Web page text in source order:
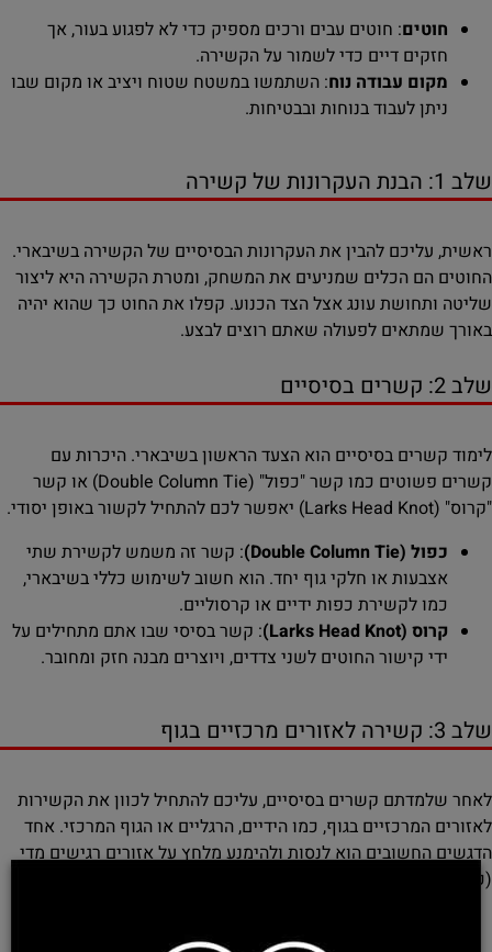
חוטים: חוטים עבים ורכים מספיק כדי לא לפגוע בעור, אך
חזקים דיים כדי לשמור על הקשירה.
מקום עבודה נוח: השתמשו במשטח שטוח ויציב או מקום שבו
ניתן לעבוד בנוחות ובבטיחות.
שלב 1: הבנת העקרונות של קשירה
ראשית, עליכם להבין את העקרונות הבסיסיים של הקשירה בשיבארי.
החוטים הם הכלים שמניעים את המשחק, ומטרת הקשירה היא ליצור
שליטה ותחושת עונג אצל הצד הכנוע. קפלו את החוט כך שהוא יהיה
באורך שמתאים לפעולה שאתם רוצים לבצע.
שלב 2: קשרים בסיסיים
לימוד קשרים בסיסיים הוא הצעד הראשון בשיבארי. היכרות עם
קשרים פשוטים כמו קשר "כפול" (Double Column Tie) או קשר
"קרוס" (Larks Head Knot) יאפשר לכם להתחיל לקשור באופן יסודי.
כפול (Double Column Tie)
: קשר זה משמש לקשירת שתי
אצבעות או חלקי גוף יחד. הוא חשוב לשימוש כללי בשיבארי,
כמו לקשירת כפות ידיים או קרסוליים.
קרוס (Larks Head Knot)
: קשר בסיסי שבו אתם מתחילים על
ידי קישור החוטים לשני צדדים, ויוצרים מבנה חזק ומחובר.
שלב 3: קשירה לאזורים מרכזיים בגוף
לאחר שלמדתם קשרים בסיסיים, עליכם להתחיל לכוון את הקשירות
לאזורים המרכזיים בגוף, כמו הידיים, הרגליים או הגוף המרכזי. אחד
הדגשים החשובים הוא לנסות ולהימנע מלחץ על אזורים רגישים מדי
(כמו אצבעות הידיים או הצוואר).